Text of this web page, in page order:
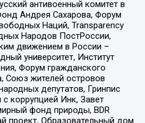
антивоенный комитет в
Андрея Сахарова, Форум
Наций, Transparеncy
Народов ПостРоссии,
движением в России –
университет, Институт
Форум гражданского
Союз жителей островов
депутатов, Гринпис
коррупцией Инк, Завет
фонд природы, BDR
проект, Образовательный дом